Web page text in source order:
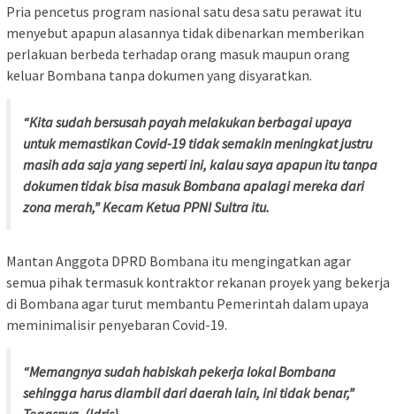
Pria pencetus program nasional satu desa satu perawat itu
menyebut apapun alasannya tidak dibenarkan memberikan
perlakuan berbeda terhadap orang masuk maupun orang
keluar Bombana tanpa dokumen yang disyaratkan.
“Kita sudah bersusah payah melakukan berbagai upaya
untuk memastikan Covid-19 tidak semakin meningkat justru
masih ada saja yang seperti ini, kalau saya apapun itu tanpa
dokumen tidak bisa masuk Bombana apalagi mereka dari
zona merah,” Kecam Ketua PPNI Sultra itu.
Mantan Anggota DPRD Bombana itu mengingatkan agar
semua pihak termasuk kontraktor rekanan proyek yang bekerja
di Bombana agar turut membantu Pemerintah dalam upaya
meminimalisir penyebaran Covid-19.
“Memangnya sudah habiskah pekerja lokal Bombana
sehingga harus diambil dari daerah lain, ini tidak benar,”